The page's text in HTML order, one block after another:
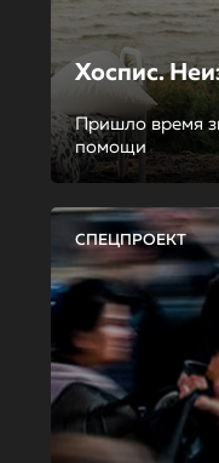
Хоспис.
Пришло время
помощи
СПЕЦПРОЕКТ